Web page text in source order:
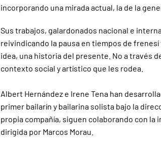
incorporando una mirada actual, la de la
Sus trabajos, galardonados nacional e
reivindicando la pausa en tiempos de
idea, una historia del presente. No a través
contexto social y artístico que les rodea.
Albert Hernández e Irene Tena han
primer bailarín y bailarina solista bajo la
propia compañía, siguen colaborando con
dirigida por Marcos Morau.